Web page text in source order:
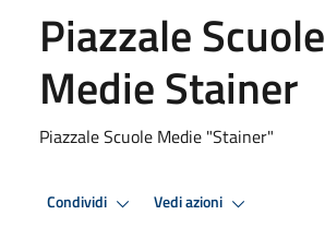
Piazzale Scuole
Medie Stainer
Piazzale Scuole Medie "Stainer"
Condividi Vedi azioni